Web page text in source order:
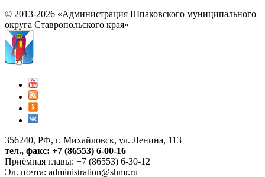
© 2013-2026 «Администрация Шпаковского муниципального
округа Ставропольского края»
356240, РФ, г. Михайловск, ул. Ленина, 113
тел., факс: +7 (86553) 6-00-16
Приёмная главы: +7 (86553) 6-30-12
Эл. почта: administration@shmr.ru